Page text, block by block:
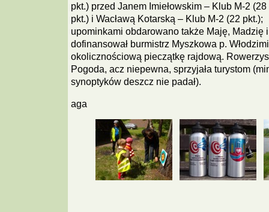
pkt.) przed Janem Imiełowskim – Klub M-2 (28
pkt.) i Wacławą Kotarską – Klub M-2 (22 pkt.);
upominkami obdarowano także Maję, Madzię
dofinansował burmistrz Myszkowa p.
okolicznościową pieczątkę rajdową.
Pogoda, acz niepewna, sprzyjała turystom
synoptyków deszcz nie padał).
aga